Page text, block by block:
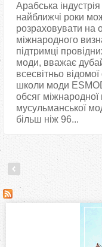
Арабська
найближчі роки
розраховувати на
міжнародного
підтримці
моди, вважає
всесвітньо
школи моди
обсяг міжнародної
мусульманської
більш ніж 96...
С